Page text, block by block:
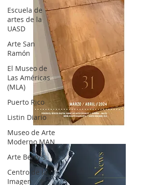
Escuela de
artes de la
UASD
Arte San
Ramón
El Museo de
Las Américas
(MLA)
Puerto Rico
Listin Diario
Museo de Arte
Moderno MAN
Arte Berry's
Centro de la
Imagen
OCA|News 31 / Marzo-Abril / 2024